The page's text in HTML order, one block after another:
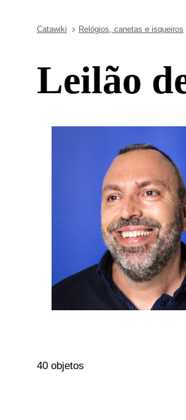
Catawiki Relógios, canetas e isqueiros
Leilão
40 objetos